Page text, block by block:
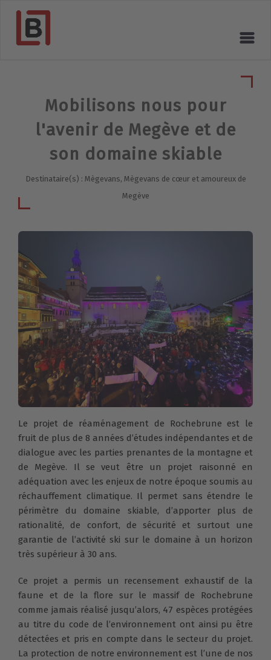
Mobilisons nous pour
l'avenir de Megève et de
son domaine skiable
Destinataire(s) : Mègevans, Mègevans de cœur et amoureux de
Megève
Le projet de réaménagement de Rochebrune est le
fruit de plus de 8 années d’études indépendantes et de
dialogue avec les parties prenantes de la montagne et
de Megève. Il se veut être un projet raisonné en
adéquation avec les enjeux de notre époque soumis au
réchauffement climatique. Il permet sans étendre le
périmètre du domaine skiable, d’apporter plus de
rationalité, de confort, de sécurité et surtout une
garantie de l’activité ski sur le domaine à un horizon
très supérieur à 30 ans.
Ce projet a permis un recensement exhaustif de la
faune et de la flore sur le massif de Rochebrune
comme jamais réalisé jusqu’alors, 47 espèces protégées
au titre du code de l’environnement ont ainsi pu être
détectées et pris en compte dans le secteur du projet.
La protection de notre environnement est l’une de nos